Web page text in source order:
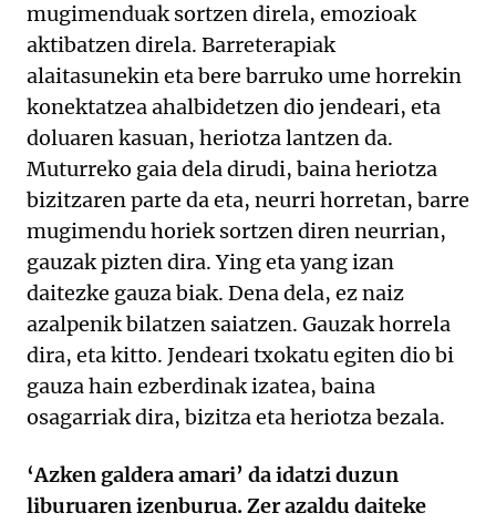
mugimenduak sortzen direla, emozioak
aktibatzen direla. Barreterapiak
alaitasunekin eta bere barruko ume horrekin
konektatzea ahalbidetzen dio jendeari, eta
doluaren kasuan, heriotza lantzen da.
Muturreko gaia dela dirudi, baina heriotza
bizitzaren parte da eta, neurri horretan, barre
mugimendu horiek sortzen diren neurrian,
gauzak pizten dira. Ying eta yang izan
daitezke gauza biak. Dena dela, ez naiz
azalpenik bilatzen saiatzen. Gauzak horrela
dira, eta kitto. Jendeari txokatu egiten dio bi
gauza hain ezberdinak izatea, baina
osagarriak dira, bizitza eta heriotza bezala.
‘Azken galdera amari’ da idatzi duzun
liburuaren izenburua. Zer azaldu daiteke